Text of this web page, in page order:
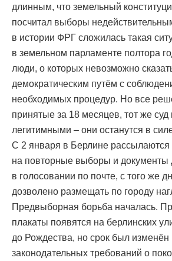
длинным, что земельный
посчитал выборы
в истории ФРГ сложилась такая
в земельном парламенте полтора
люди, о которых невозможно
демократическим путём с
необходимых процедур. Но все
принятые за 18 месяцев, тот же суд
легитимными – они останутся в
С 2 января в Берлине рассылаются
на повторные выборы и документы
в голосовании по почте, с того же
дозволено размещать по городу
Предвыборная борьба началась.
плакаты появятся на берлинских
до Рождества, но срок был изменён
законодательных требований о